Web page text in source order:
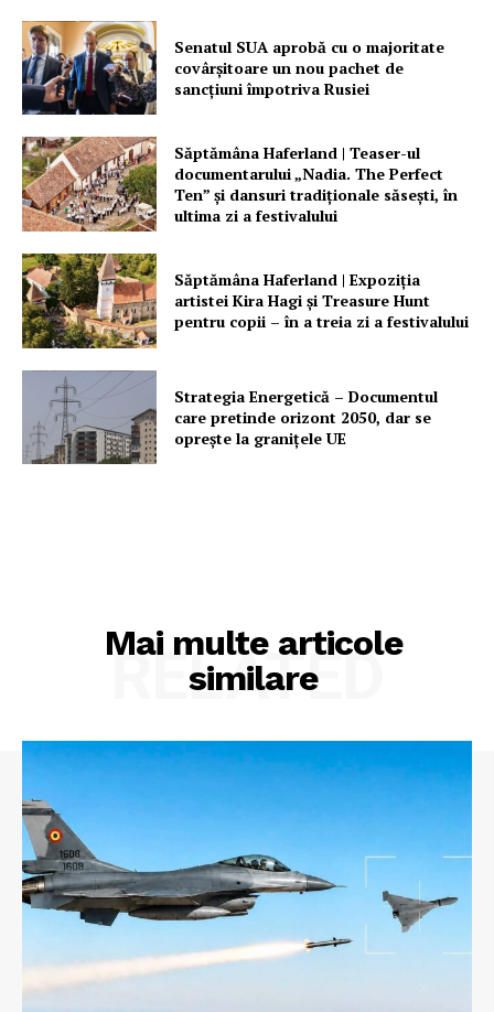
PRESShub
Despre noi / Echipa
Proiecte editoriale
Rețea
Contact
Senatul SUA aprobă cu o majoritate
covârșitoare un nou pachet de
sancțiuni împotriva Rusiei
Săptămâna Haferland | Teaser-ul
documentarului „Nadia. The Perfect
Ten” şi dansuri tradiţionale săseşti, în
ultima zi a festivalului
Săptămâna Haferland | Expoziţia
artistei Kira Hagi şi Treasure Hunt
pentru copii – în a treia zi a festivalului
Strategia Energetică – Documentul
care pretinde orizont 2050, dar se
oprește la granițele UE
Mai multe articole
similare
RELATED